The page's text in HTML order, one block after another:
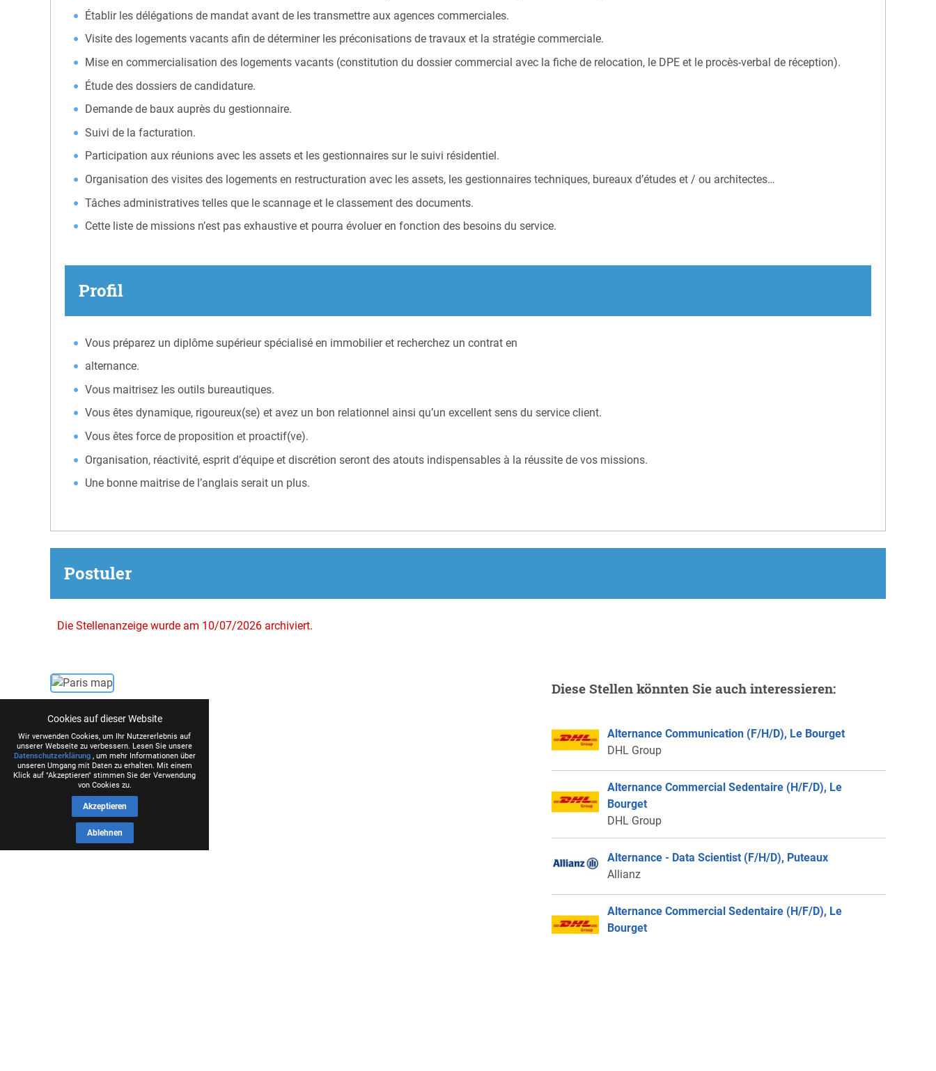
Établir les délégations de mandat avant de les transmettre aux agences commerciales.
Visite des logements vacants afin de déterminer les préconisations de travaux et la stratégie commerciale.
Mise en commercialisation des logements vacants (constitution du dossier commercial avec la fiche de relocation, le DPE et le procès-verbal de réception).
Étude des dossiers de candidature.
Demande de baux auprès du gestionnaire.
Suivi de la facturation.
Participation aux réunions avec les assets et les gestionnaires sur le suivi résidentiel.
Organisation des visites des logements en restructuration avec les assets, les gestionnaires techniques, bureaux d’études et / ou architectes…
Tâches administratives telles que le scannage et le classement des documents.
Cette liste de missions n’est pas exhaustive et pourra évoluer en fonction des besoins du service.
Profil
Vous préparez un diplôme supérieur spécialisé en immobilier et recherchez un contrat en
alternance.
Vous maitrisez les outils bureautiques.
Vous êtes dynamique, rigoureux(se) et avez un bon relationnel ainsi qu’un excellent sens du service client.
Vous êtes force de proposition et proactif(ve).
Organisation, réactivité, esprit d’équipe et discrétion seront des atouts indispensables à la réussite de vos missions.
Une bonne maitrise de l’anglais serait un plus.
Postuler
Die Stellenanzeige wurde am 10/07/2026 archiviert.
Diese Stellen könnten Sie auch interessieren:
Alternance Communication (F/H/D), Le Bourget
DHL Group
Alternance Commercial Sedentaire (H/F/D), Le
Bourget
DHL Group
Alternance - Data Scientist (F/H/D), Puteaux
Allianz
Alternance Commercial Sedentaire (H/F/D), Le
Bourget
Cookies auf dieser Website
Wir verwenden Cookies, um Ihr Nutzererlebnis auf
unserer Webseite zu verbessern. Lesen Sie unsere
Datenschutzerklärung, um mehr Informationen über
unseren Umgang mit Daten zu erhalten. Mit einem
Klick auf "Akzeptieren" stimmen Sie der Verwendung
von Cookies zu.
Akzeptieren
Ablehnen